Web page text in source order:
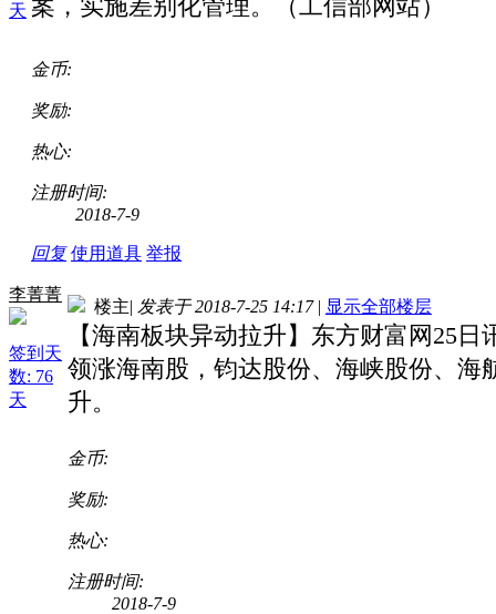
天 案，实施差别化管理。（工信部网站）
金币:
奖励:
热心:
注册时间:
2018-7-9
回复 使用道具 举报
李菁菁
签到天
数: 76
天
楼主| 发表于 2018-7-25 14:17 | 显示全部楼层
【海南板块异动拉升】东方财富网25
领涨海南股，钧达股份、海峡股份、
升。
金币:
奖励:
热心:
注册时间:
2018-7-9